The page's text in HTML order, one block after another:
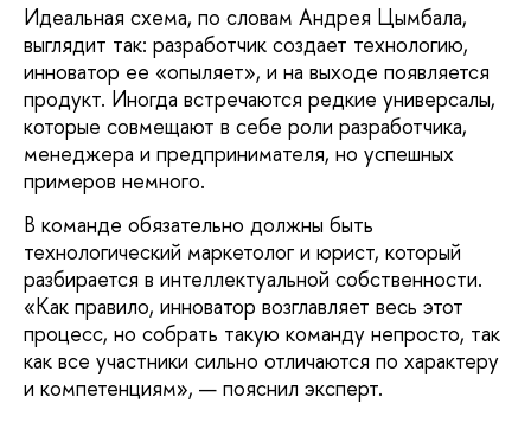
Идеальная схема, по словам Андрея Цымбала,
выглядит так: разработчик создает технологию,
инноватор ее «опыляет», и на выходе появляется
продукт. Иногда встречаются редкие универсалы,
которые совмещают в себе роли разработчика,
менеджера и предпринимателя, но успешных
примеров немного.
В команде обязательно должны быть
технологический маркетолог и юрист, который
разбирается в интеллектуальной собственности.
«Как правило, инноватор возглавляет весь этот
процесс, но собрать такую команду непросто, так
как все участники сильно отличаются по характеру
и компетенциям», — пояснил эксперт.